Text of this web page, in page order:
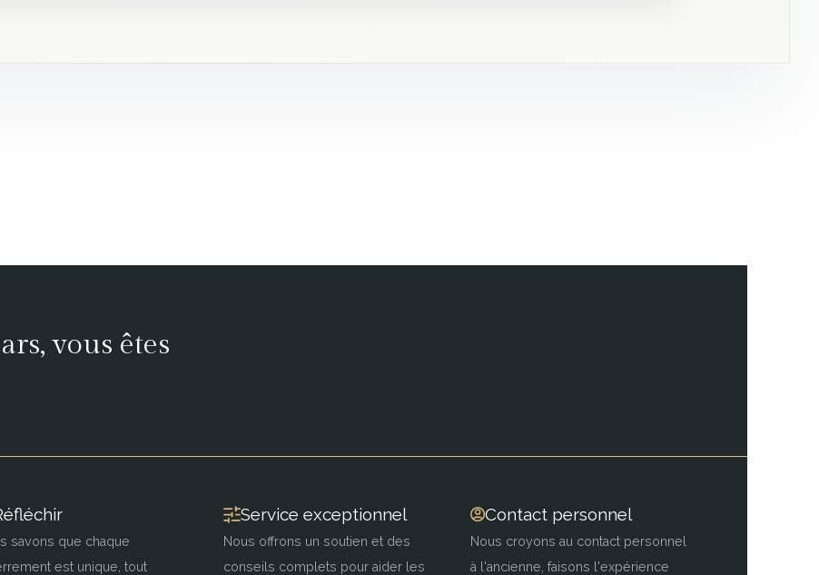
vous êtes
savons que chaque
est unique, tout
Service exceptionnel
Nous offrons un soutien et des
conseils complets pour aider les
Contact personnel
Nous croyons au contact personnel
à l'ancienne, faisons l'expérience